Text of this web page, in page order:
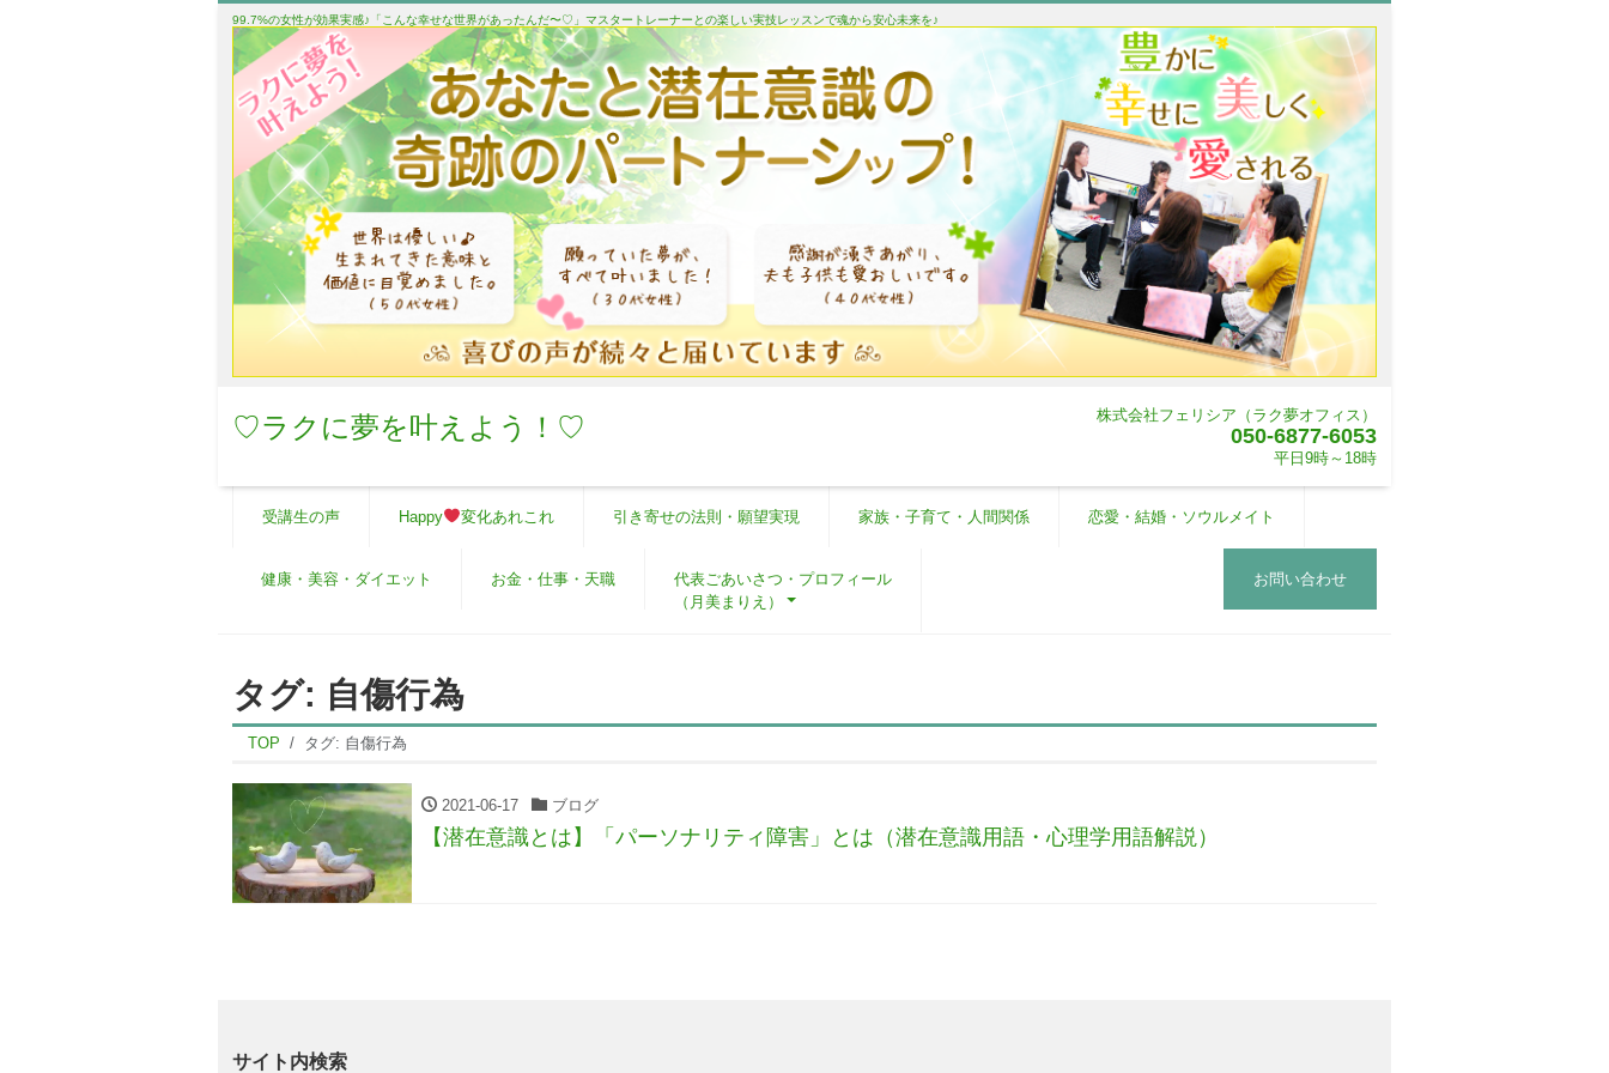
99.7%の女性が効果実感♪「こんな幸せな世界があったんだ〜♡」マスタートレーナーとの楽しい実技レッスンで魂から安心未来を♪
♡ラクに夢を叶えよう！♡ 株式会社フェリシア（ラク夢オフィス）
050-6877-6053
平日9時～18時
受講生の声 Happy 変化あれこれ 引き寄せの法則・願望実現 家族・子育て・人間関係 恋愛・結婚・ソウルメイト
健康・美容・ダイエット お金・仕事・天職
代表ごあいさつ・プロフィール
（月美まりえ）
お問い合わせ
タグ: 自傷行為
TOP タグ: 自傷行為
2021-06-17 ブログ
【潜在意識とは】「パーソナリティ障害」とは（潜在意識用語・心理学用語解説）
サイト内検索